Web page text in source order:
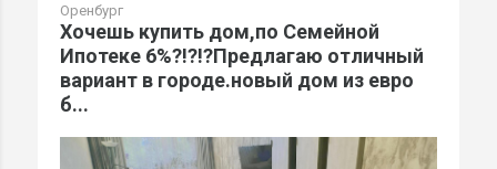
Оренбург
Хочешь купить дом,по Семейной
Ипотеке 6%?!?!?Предлагаю отличный
вариант в городе.новый дом из евро
б...